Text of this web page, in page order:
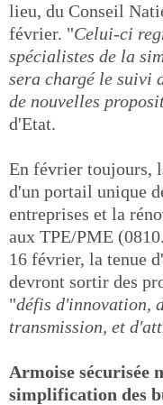
lieu, du Conseil
février. "Celui-ci
spécialistes de la
sera chargé le suivi
de nouvelles
d'Etat.
En février toujours,
d'un portail unique
entreprises et la
aux TPE/PME
16 février, la tenue
devront sortir des
"défis d'innovation,
transmission, et
Armoise sécurisée
simplification des